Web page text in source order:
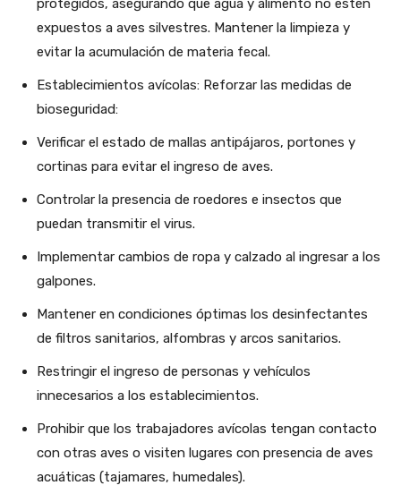
protegidos, asegurando que agua y alimento no estén
expuestos a aves silvestres. Mantener la limpieza y
evitar la acumulación de materia fecal.
Establecimientos avícolas: Reforzar las medidas de
bioseguridad:
Verificar el estado de mallas antipájaros, portones y
cortinas para evitar el ingreso de aves.
Controlar la presencia de roedores e insectos que
puedan transmitir el virus.
Implementar cambios de ropa y calzado al ingresar a los
galpones.
Mantener en condiciones óptimas los desinfectantes
de filtros sanitarios, alfombras y arcos sanitarios.
Restringir el ingreso de personas y vehículos
innecesarios a los establecimientos.
Prohibir que los trabajadores avícolas tengan contacto
con otras aves o visiten lugares con presencia de aves
acuáticas (tajamares, humedales).